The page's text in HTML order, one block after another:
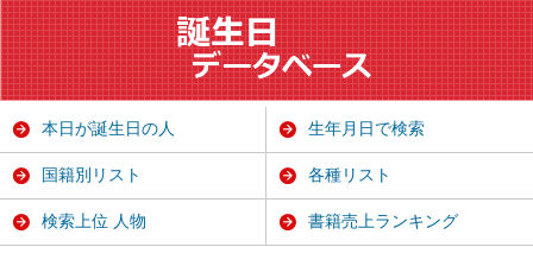
本日が誕生日の人 生年月日で検索
国籍別リスト 各種リスト
検索上位 人物 書籍売上ランキング